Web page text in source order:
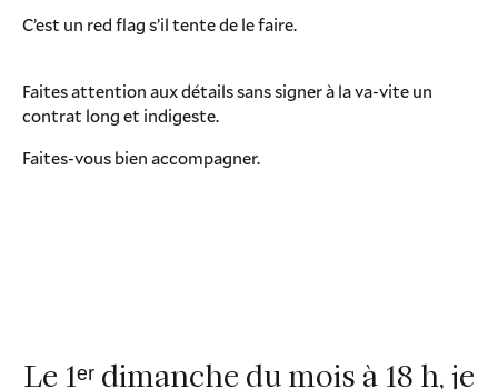
C’est un red flag s’il tente de le faire.
Faites attention aux détails sans signer à la va-vite un
contrat long et indigeste.
Faites-vous bien accompagner.
Le 1ᵉʳ dimanche du mois à 18 h, je